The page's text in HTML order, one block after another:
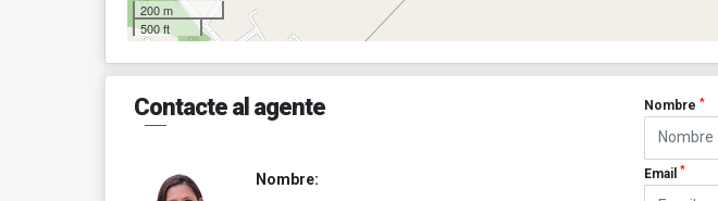
200 m
500 ft
Contacte al agente
Nombre:
Nombre*
Email*